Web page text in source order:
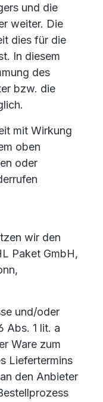
und die
weiter. Die
dies für die
In diesem
des
bzw. die
mit Wirkung
oben
oder
wir den
Paket GmbH,
und/oder
Abs. 1 lit. a
Ware zum
Liefertermins
den Anbieter